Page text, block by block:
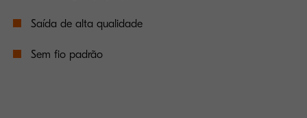
Saída de alta qualidade
Sem fio padrão